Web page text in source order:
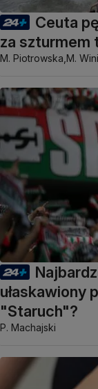
Ceuta
za szturmem
M. Piotrowska, M.
ułaskawiony
"Staruch"?
P. Machajski